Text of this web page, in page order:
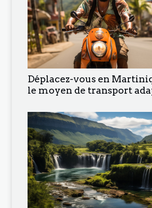
Déplacez-vous en
le moyen de transport